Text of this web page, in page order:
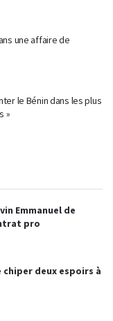
une affaire de
le Bénin dans les plus
»
Emmanuel de
pro
chiper deux espoirs à